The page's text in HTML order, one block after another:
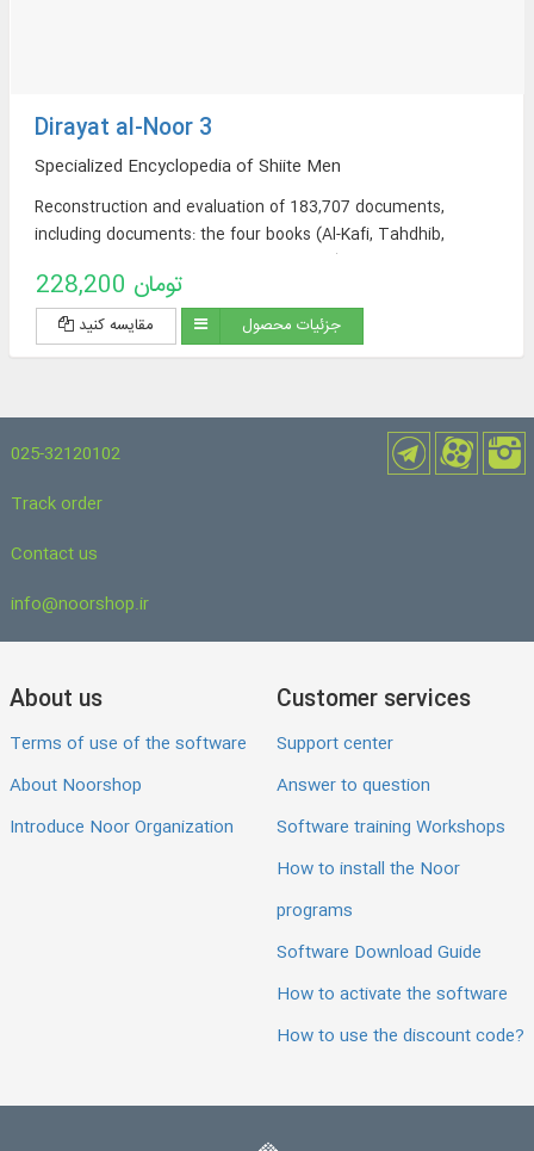
Dirayat al-Noor 3
Specialized Encyclopedia of Shiite Men
Reconstruction and evaluation of 183,707 documents,
including documents: the four books (Al-Kafi, Tahdhib,
and the books of Sheikh Saduq (At-Tawhid, Al-Khasal, Ilal al-
Shari’a, Ayoun Akhbar al-Rida (peace be upon him)).
228,200 تومان
مقایسه کنید جزئیات محصول
025-32120102
Track order
Contact us
info@noorshop.ir
About us
Terms of use of the software
About Noorshop
Introduce Noor Organization
Customer services
Support center
Answer to question
Software training Workshops
How to install the Noor
programs
Software Download Guide
How to activate the software
How to use the discount code?